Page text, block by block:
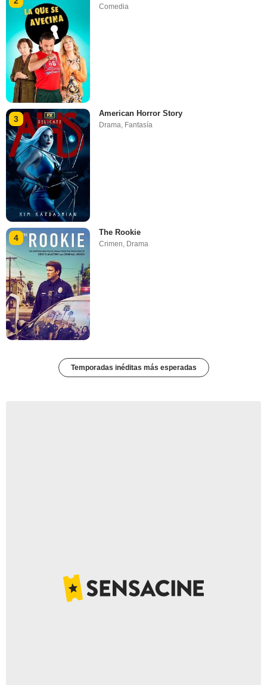
Comedia
3
American Horror Story
Drama, Fantasía
4
The Rookie
Crimen Drama
Temporadas inéditas más esperadas